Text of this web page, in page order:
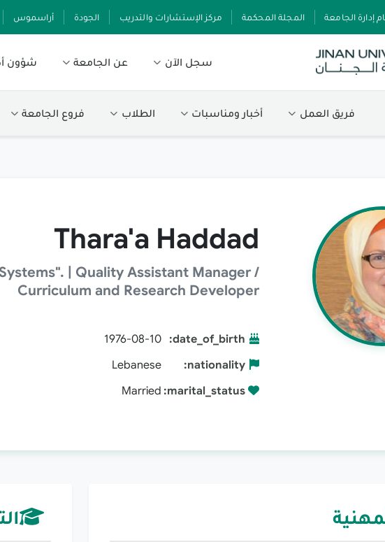
إدارة الجامعة المجلة المحكمة مركز الإستشارات والتدريب الجودة أراسموس
سجل الآن عن الجامعة شؤون
فريق العمل أخبار ومناسبات الطلاب فروع الجامعة
Thara'a Haddad
| Quality Assistant Manager /
Curriculum and Research Developer
date_of_birth
:
1976-08-10
nationality
:
Lebanese
marital_status
:
Married